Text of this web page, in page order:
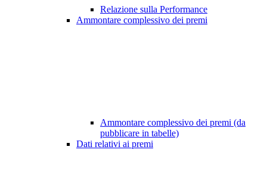
Relazione sulla Performance
Ammontare complessivo dei premi
Ammontare complessivo dei premi (da
pubblicare in tabelle)
Dati relativi ai premi